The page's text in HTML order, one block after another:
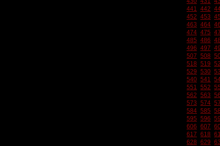
441 442
452 453
463 464
474 475
485 486
496 497
507 508
518 519
529 530
540 541
551 552
562 563
573 574
584 585
595 596
606 607
617 618
628 629